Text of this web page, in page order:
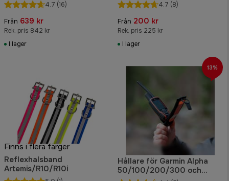
4.7 (16)
Från 639 kr
Rek. pris 842 kr
I lager
4.7 (8)
Från 200 kr
Rek. pris 225 kr
I lager
Finns i flera färger
Reflexhalsband
Artemis/R10/R10i
Hållare för Garmin Alpha
50/100/200/300 och
13%